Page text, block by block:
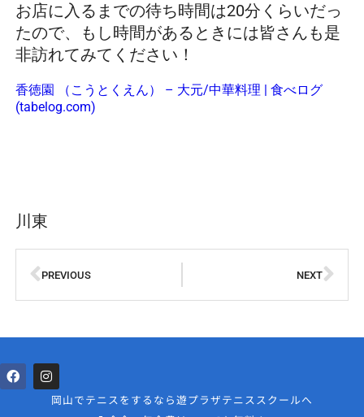
お店に入るまでの待ち時間は20分くらいだっ
たので、もし時間があるときには皆さんも是
非訪れてみてください！
香徳園 （こうとくえん） – 大元/中華料理 | 食べログ
(tabelog.com)
川東
PREVIOUS NEXT
岡山でテニスをするなら遊プラザテニススクールへ